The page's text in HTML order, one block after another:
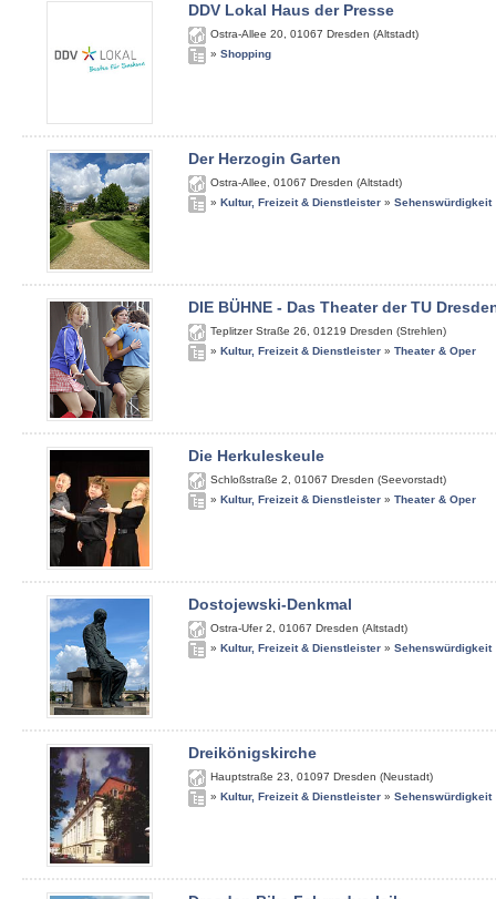
DDV Lokal Haus der Presse
Ostra-Allee 20 01067 Dresden (Altstadt)
» Shopping
Der Herzogin Garten
Ostra-Allee 01067 Dresden (Altstadt)
» Kultur, Freizeit & Dienstleister » Sehenswürdigkeit
DIE BÜHNE - Das Theater der TU
Teplitzer Straße 26 01219 Dresden (Strehlen)
» Kultur, Freizeit & Dienstleister » Theater & Oper
Die Herkuleskeule
Schloßstraße 2 01067 Dresden (Seevorstadt)
» Kultur, Freizeit & Dienstleister » Theater & Oper
Dostojewski-Denkmal
Ostra-Ufer 2 01067 Dresden (Altstadt)
» Kultur, Freizeit & Dienstleister » Sehenswürdigkeit
Dreikönigskirche
Hauptstraße 23 01097 Dresden (Neustadt)
» Kultur, Freizeit & Dienstleister » Sehenswürdigkeit